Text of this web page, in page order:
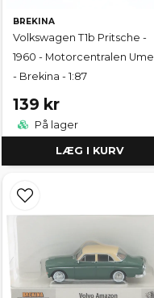
BREKINA
Volkswagen T1b Pritsche -
1960 - Motorcentralen
- Brekina - 1:87
139 kr
På lager
LÆG I KURV